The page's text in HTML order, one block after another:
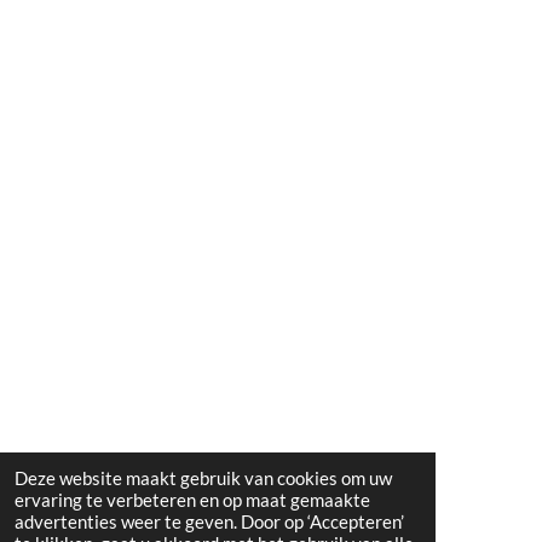
Deze website maakt gebruik van cookies om uw
ervaring te verbeteren en op maat gemaakte
advertenties weer te geven. Door op ‘Accepteren’